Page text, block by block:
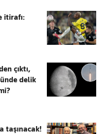
itirafı:
çıktı,
delik
taşınacak!